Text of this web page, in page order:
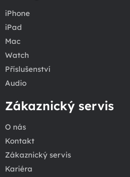
iPhone
iPad
Mac
Watch
Příslušenství
Audio
Zákaznický servis
O nás
Kontakt
Zákaznický servis
Kariéra